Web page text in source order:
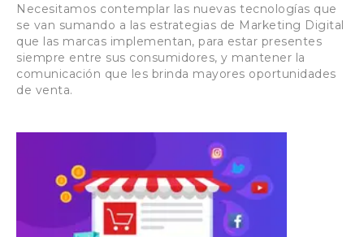
Necesitamos contemplar las nuevas tecnologías que
se van sumando a las estrategias de Marketing Digital
que las marcas implementan, para estar presentes
siempre entre sus consumidores, y mantener la
comunicación que les brinda mayores oportunidades
de venta.